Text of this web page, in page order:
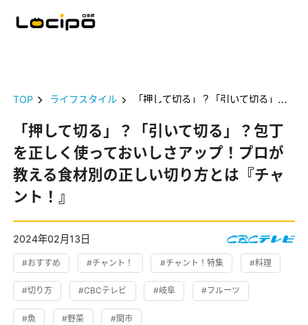
TOP ライフスタイル 「押して切る」？「引いて切る」？包丁を正しく使っておいしさアップ！プロが教える食材別の正しい切り方とは『チャント！』
「押して切る」？「引いて切る」？包丁
を正しく使っておいしさアップ！プロが
教える食材別の正しい切り方とは『チャ
ント！』
2024年02月13日
#おすすめ #チャント！ #チャント！特集 #料理
#切り方 #CBCテレビ #岐阜 #フルーツ
#魚 #野菜 #関市